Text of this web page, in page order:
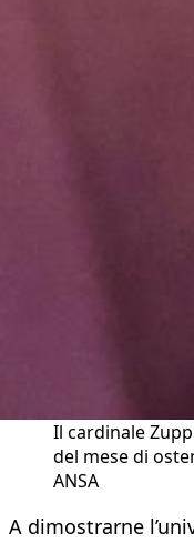
Il cardinale
del mese di
ANSA
A dimostrarne